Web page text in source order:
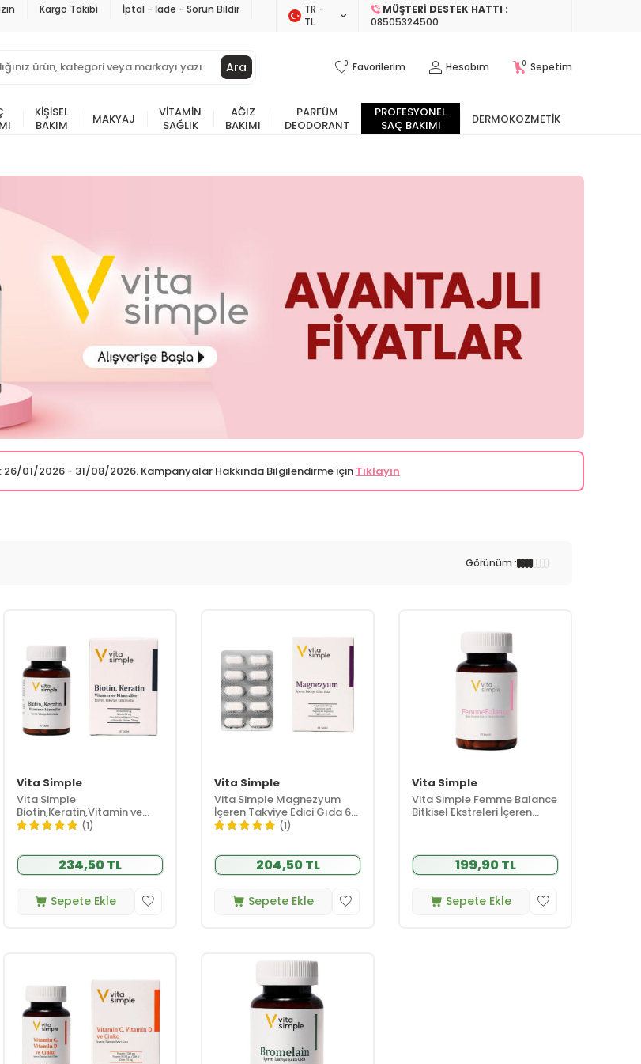
Kargo Takibi İptal - İade - Sorun Bildir
TR −
TL
MÜŞTERI DESTEK HATTI :
08505324500
Ara 0 Favorilerim Hesabım 0 Sepetim
KIŞISEL
BAKIM
MAKYAJ
VITAMIN
SAĞLIK
AĞIZ
BAKIMI
PARFÜM
DEODORANT
PROFESYONEL
SAÇ BAKIMI
DERMOKOZMETIK
26/01/2026 - 31/08/2026. Kampanyalar Hakkında Bilgilendirme için Tıklayın
Görünüm :
Vita Simple
Vita Simple
Biotin,Keratin,Vitamin ve
Mineraller İçeren Takviye
(1)
234,50 TL
Sepete Ekle
Vita Simple
Vita Simple Magnezyum
İçeren Takviye Edici Gıda 60
Tablet
(1)
204,50 TL
Sepete Ekle
Vita Simple
Vita Simple Femme Balance
Bitkisel Ekstreleri İçeren
199,90 TL
Sepete Ekle